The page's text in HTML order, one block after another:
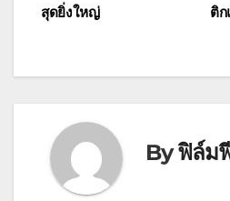
ติ
สุดยิ่งใหญ่
Byฟิล์ม